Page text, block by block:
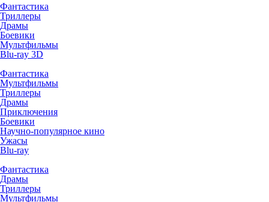
Фантастика
Триллеры
Драмы
Боевики
Мультфильмы
Blu-ray 3D
Фантастика
Мультфильмы
Триллеры
Драмы
Приключения
Боевики
Научно-популярное кино
Ужасы
Blu-ray
Фантастика
Драмы
Триллеры
Мультфильмы